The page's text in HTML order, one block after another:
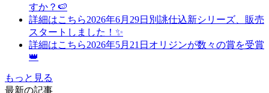
すか？🍉
詳細はこちら2026年6月29日 別誂仕込新シリーズ、販売
スタートしました！✨
詳細はこちら2026年5月21日 オリジンが数々の賞を受賞
👑
もっと見る
最新の記事